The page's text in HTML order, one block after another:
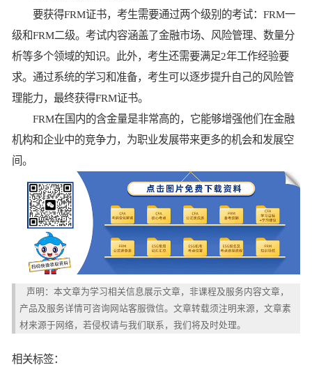
要获得FRM证书，考生需要通过两个级别的考试：FRM一
级和FRM二级。考试内容涵盖了金融市场、风险管理、数量分
析等多个领域的知识。此外，考生还需要满足2年工作经验要
求。通过系统的学习和准备，考生可以逐步提升自己的风险管
理能力，最终获得FRM证书。
FRM在国内的含金量是非常高的，它能够增强他们在金融
机构和企业中的竞争力，为职业发展带来更多的机会和发展空
间。
声明：本文章为学习相关信息展示文章，非课程及服务内容文章，
产品及服务详情可咨询网站客服微信。文章转载须注明来源，文章素
材来源于网络，若侵权请与我们联系，我们将及时处理。
相关标签：